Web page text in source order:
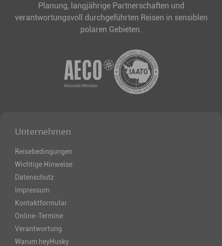
Planung, langjährige Partnerschaften und
verantwortungsvoll durchgeführten Reisen in sensiblen
polaren Gebieten.
Unternehmen
Reisebedingungen
Wichtige Hinweise
Datenschutz
Impressum
Kontaktformular
Online-Termine
Verantwortung
Warum heyHusky